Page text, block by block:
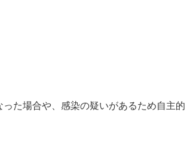
た場合や、感染の疑いがあるため自主的